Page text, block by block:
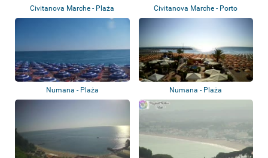
Civitanova Marche - Plaża
Civitanova Marche - Porto
Civitanova - S...
Numana - Plaża Numana - Plaża